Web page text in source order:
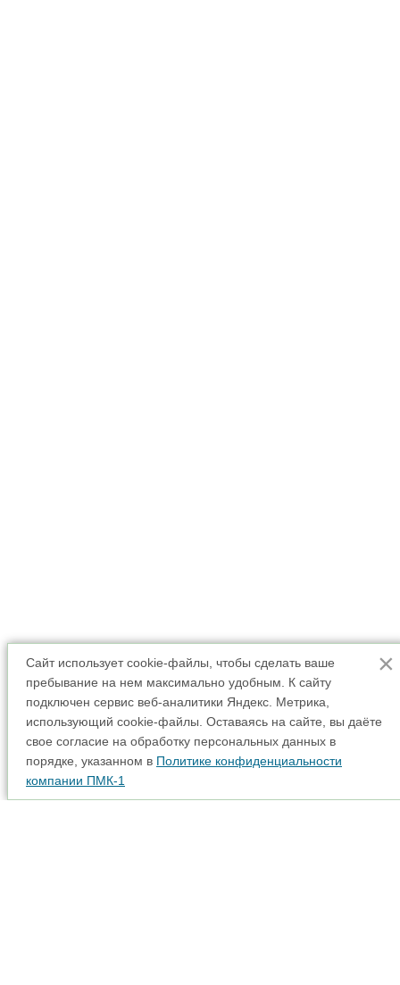
Сайт использует cookie-файлы, чтобы сделать ваше
пребывание на нем максимально удобным. К cайту
подключен сервис веб-аналитики Яндекс. Метрика,
использующий cookie-файлы. Оставаясь на сайте, вы даёте
свое согласие на обработку персональных данных в
порядке, указанном в Политике конфиденциальности
компании ПМК-1
×